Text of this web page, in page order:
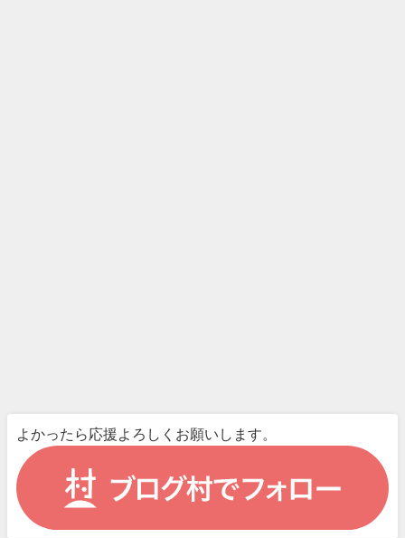
よかったら応援よろしくお願いします。